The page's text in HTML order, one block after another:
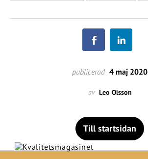
publicerad 4 maj 2020
av Leo Olsson
Till startsidan